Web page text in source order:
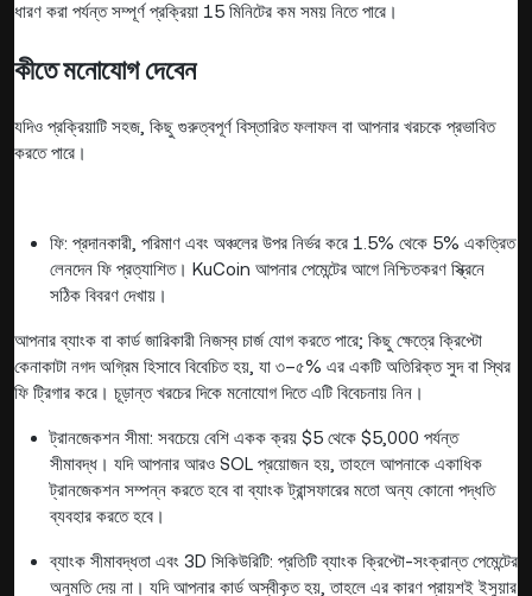
ধারণ করা পর্যন্ত সম্পূর্ণ প্রক্রিয়া 15 মিনিটের কম সময় নিতে পারে।
কীতে মনোযোগ দেবেন
যদিও প্রক্রিয়াটি সহজ, কিছু গুরুত্বপূর্ণ বিস্তারিত ফলাফল বা আপনার খরচকে প্রভাবিত
করতে পারে।
ফি: প্রদানকারী, পরিমাণ এবং অঞ্চলের উপর নির্ভর করে 1.5% থেকে 5% একত্রিত
লেনদেন ফি প্রত্যাশিত। KuCoin আপনার পেমেন্টের আগে নিশ্চিতকরণ স্ক্রিনে
সঠিক বিবরণ দেখায়।
আপনার ব্যাংক বা কার্ড জারিকারী নিজস্ব চার্জ যোগ করতে পারে; কিছু ক্ষেত্রে ক্রিপ্টো
কেনাকাটা নগদ অগ্রিম হিসাবে বিবেচিত হয়, যা ৩–৫% এর একটি অতিরিক্ত সুদ বা স্থির
ফি ট্রিগার করে। চূড়ান্ত খরচের দিকে মনোযোগ দিতে এটি বিবেচনায় নিন।
ট্রানজেকশন সীমা: সবচেয়ে বেশি একক ক্রয় $5 থেকে $5,000 পর্যন্ত
সীমাবদ্ধ। যদি আপনার আরও SOL প্রয়োজন হয়, তাহলে আপনাকে একাধিক
ট্রানজেকশন সম্পন্ন করতে হবে বা ব্যাংক ট্রান্সফারের মতো অন্য কোনো পদ্ধতি
ব্যবহার করতে হবে।
ব্যাংক সীমাবদ্ধতা এবং 3D সিকিউরিটি: প্রতিটি ব্যাংক ক্রিপ্টো-সংক্রান্ত পেমেন্টের
অনুমতি দেয় না। যদি আপনার কার্ড অস্বীকৃত হয়, তাহলে এর কারণ প্রায়শই ইসুয়ার